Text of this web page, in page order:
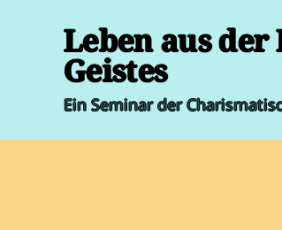
Leben aus
Geistes
Ein Seminar der